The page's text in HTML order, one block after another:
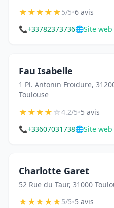
★★★★★5/5•6 avis
📞+33782373736🌐Site web
Fau Isabelle
1 Pl. Antonin Froidure,
Toulouse
★★★★☆4.2/5•5 avis
📞+33607031738🌐Site web
Charlotte Garet
52 Rue du Taur, 31000
★★★★★5/5•5 avis